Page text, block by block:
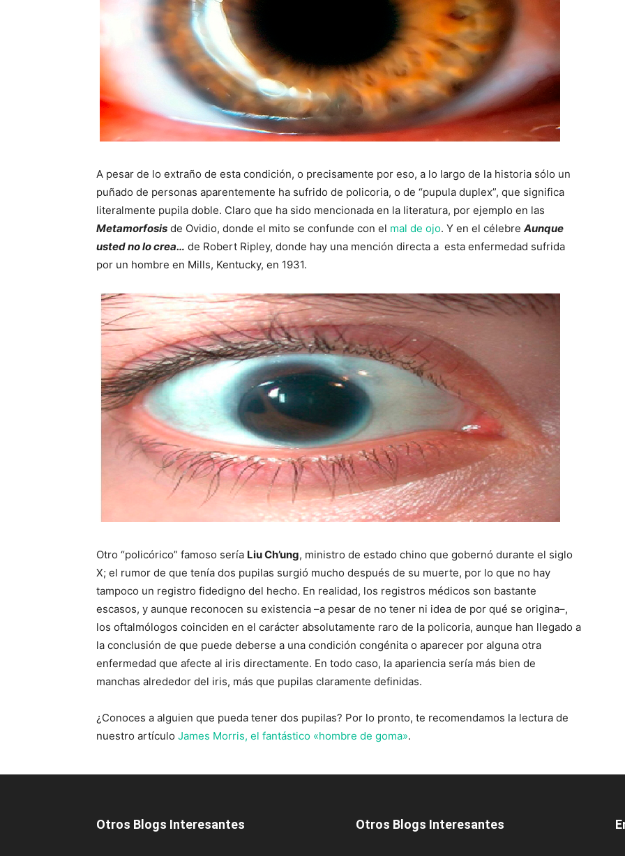
A pesar de lo extraño de esta condición, o precisamente por eso, a lo largo de la historia sólo un
puñado de personas aparentemente ha sufrido de policoria, o de “pupula duplex”, que significa
literalmente pupila doble. Claro que ha sido mencionada en la literatura, por ejemplo en las
Metamorfosis de Ovidio, donde el mito se confunde con el mal de ojo. Y en el célebre Aunque
usted no lo crea… de Robert Ripley, donde hay una mención directa a esta enfermedad sufrida
por un hombre en Mills, Kentucky, en 1931.
Otro “policórico” famoso sería Liu Ch’ung, ministro de estado chino que gobernó durante el siglo
X; el rumor de que tenía dos pupilas surgió mucho después de su muerte, por lo que no hay
tampoco un registro fidedigno del hecho. En realidad, los registros médicos son bastante
escasos, y aunque reconocen su existencia –a pesar de no tener ni idea de por qué se origina–,
los oftalmólogos coinciden en el carácter absolutamente raro de la policoria, aunque han llegado a
la conclusión de que puede deberse a una condición congénita o aparecer por alguna otra
enfermedad que afecte al iris directamente. En todo caso, la apariencia sería más bien de
manchas alrededor del iris, más que pupilas claramente definidas.
¿Conoces a alguien que pueda tener dos pupilas? Por lo pronto, te recomendamos la lectura de
nuestro artículo James Morris, el fantástico «hombre de goma».
Otros Blogs Interesantes Otros Blogs Interesantes